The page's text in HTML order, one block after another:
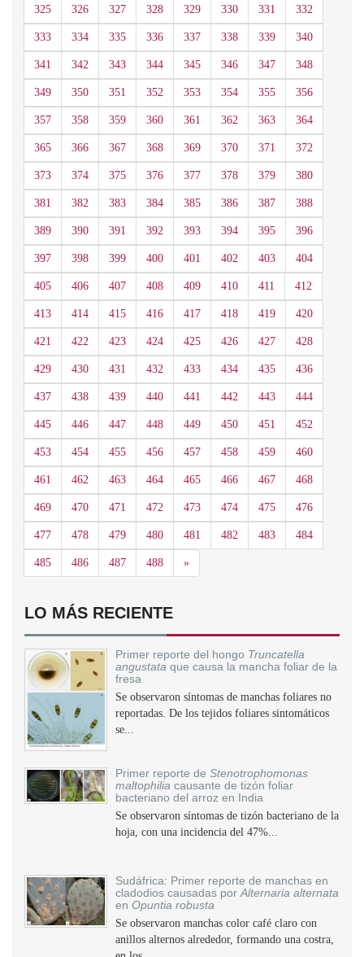
325 326 327 328 329 330 331 332
333 334 335 336 337 338 339 340
341 342 343 344 345 346 347 348
349 350 351 352 353 354 355 356
357 358 359 360 361 362 363 364
365 366 367 368 369 370 371 372
373 374 375 376 377 378 379 380
381 382 383 384 385 386 387 388
389 390 391 392 393 394 395 396
397 398 399 400 401 402 403 404
405 406 407 408 409 410 411 412
413 414 415 416 417 418 419 420
421 422 423 424 425 426 427 428
429 430 431 432 433 434 435 436
437 438 439 440 441 442 443 444
445 446 447 448 449 450 451 452
453 454 455 456 457 458 459 460
461 462 463 464 465 466 467 468
469 470 471 472 473 474 475 476
477 478 479 480 481 482 483 484
485 486 487 488 »Siguiente
LO MÁS RECIENTE
Primer reporte del hongo Truncatella
angustata que causa la mancha foliar de la
fresa
Se observaron síntomas de manchas foliares no
reportadas. De los tejidos foliares sintomáticos
se...
Primer reporte de Stenotrophomonas
maltophilia causante de tizón foliar
bacteriano del arroz en India
Se observaron síntomas de tizón bacteriano de la
hoja, con una incidencia del 47%...
Sudáfrica: Primer reporte de manchas en
cladodios causadas por Alternaria alternata
en Opuntia robusta
Se observaron manchas color café claro con
anillos alternos alrededor, formando una costra,